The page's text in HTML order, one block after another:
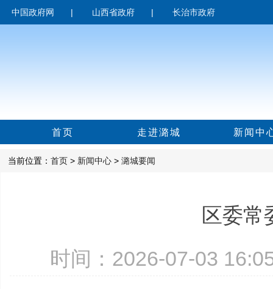
中国政府网 | 山西省政府 | 长治市政府
首页 走进潞城 新闻中
当前位置： 首页 > 新闻中心 > 潞城要闻
区委常
时间：2026-07-03